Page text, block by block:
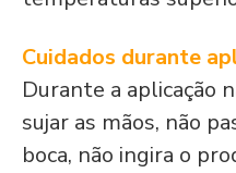
Cuidados durante
Durante a aplicação
sujar as mãos, não
boca, não ingira o